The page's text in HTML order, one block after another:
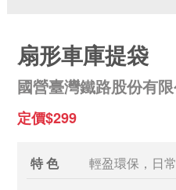
扇形車庫提袋
國營臺灣鐵路股份有
定價$299
特 色 輕盈環保，日常